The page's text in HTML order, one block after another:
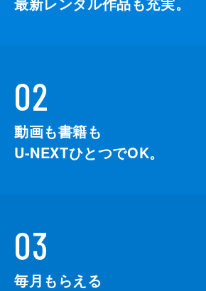
02
動画も書籍も
U-NEXTひとつでOK。
03
毎月もらえる